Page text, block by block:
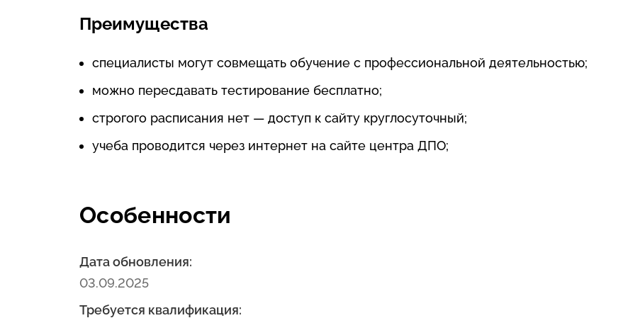
Преимущества
специалисты могут совмещать обучение с профессиональной деятельностью;
можно пересдавать тестирование бесплатно;
строгого расписания нет — доступ к сайту круглосуточный;
учеба проводится через интернет на сайте центра ДПО;
Особенности
Дата обновления:
03.09.2025
Требуется квалификация: